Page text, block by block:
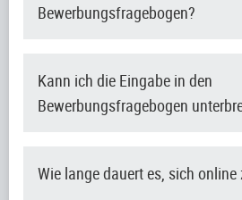
Bewerbungsfragebogen?
Kann ich die Eingabe in den
Bewerbungsfragebogen
Wie lange dauert es, sich online